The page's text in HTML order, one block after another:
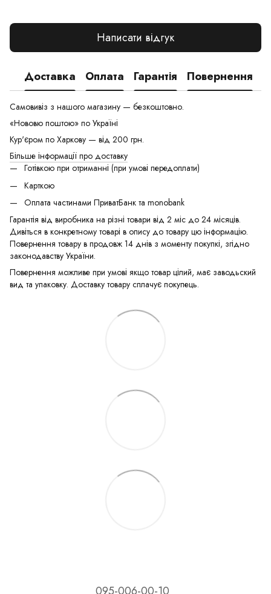
Написати відгук
Доставка Оплата Гарантія Повернення
Самовивіз з нашого магазину — безкоштовно.
«Нововю поштою» по Україні
Кур'єром по Харкову — від 200 грн.
Більше інформації про доставку
Готівкою при отриманні (при умові передоплати)
Карткою
Оплата частинами ПриватБанк та monobank
Гарантія від виробника на різні товари від 2 міс до 24 місяців.
Дивіться в конкретному товарі в опису до товару цю інформацію.
Повернення товару в продовж 14 днів з моменту покупкі, згідно
законодавству України.
Повернення можливе при умові якщо товар цілий, має заводьский
вид та упаковку. Доставку товару сплачує покупець.